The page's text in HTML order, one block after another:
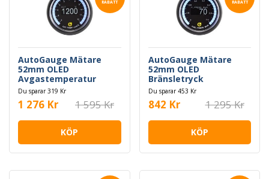
RABATT
AutoGauge Mätare
52mm OLED
Avgastemperatur
Du sparar 319 Kr
1 276 Kr 1 595 Kr
KÖP
RABATT
AutoGauge Mätare
52mm OLED
Bränsletryck
Du sparar 453 Kr
842 Kr 1 295 Kr
KÖP